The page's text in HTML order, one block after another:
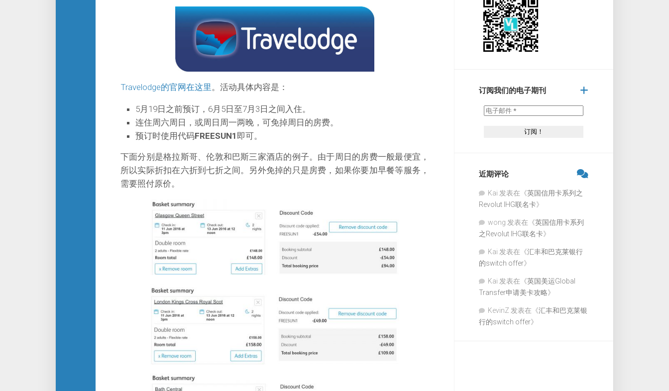
Travelodge的官网在这里 。活动具体内容是：
5月19日之前预订，6月5日至7月3日之间入住。
连住周六周日，或周日周一两晚，可免掉周日的房费。
预订时使用代码FREESUN1 即可。
下面分别是格拉斯哥、伦敦和巴斯三家酒店的例子。由于周日的房费一般最便宜，
所以实际折扣在六折到七折之间。另外免掉的只是房费，如果你要加早餐等服务，
需要照付原价。
订阅我们的电子期刊
近期评论
Kai 发表在《英国信用卡系列之
Revolut IHG联名卡》
wong 发表在《英国信用卡系列
之Revolut IHG联名卡》
Kai 发表在《汇丰和巴克莱银行
的switch offer》
Kai 发表在《英国美运Global
Transfer申请美卡攻略》
KevinZ 发表在《汇丰和巴克莱银
行的switch offer》